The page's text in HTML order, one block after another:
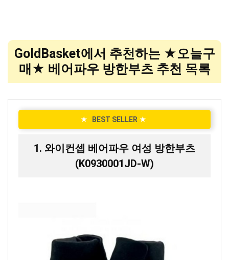
GoldBasket에서 추천하는 ★오늘구
매★ 베어파우 방한부츠 추천 목록
★ BEST SELLER ★
1. 와이컨셉 베어파우 여성 방한부츠
(K0930001JD-W)